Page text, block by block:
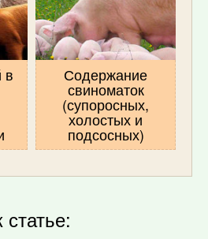
в Содержание
свиноматок
(супоросных,
холостых и
подсосных)